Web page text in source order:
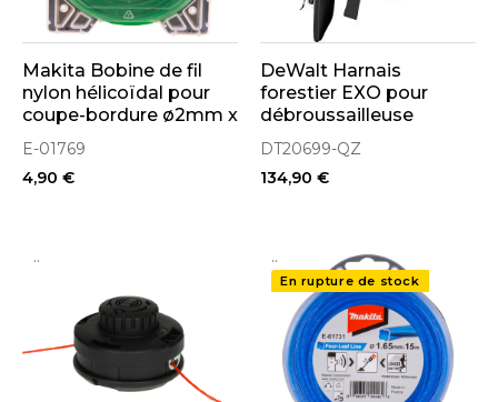
Makita Bobine de fil
nylon hélicoïdal pour
coupe-bordure ø2mm x
15ml (E-01769)
E-01769
4,90 €
DeWalt Harnais
forestier EXO pour
débroussailleuse
(DT20699-QZ)
DT20699-QZ
134,90 €
.. ..
En rupture de stock